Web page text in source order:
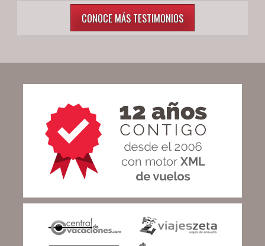
CONOCE MÁS TESTIMONIOS